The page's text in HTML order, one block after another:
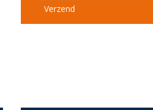
Verzend